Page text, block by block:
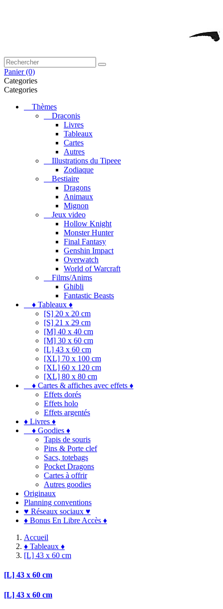
Panier (0)
Categories
Categories
Thèmes
Draconis
Livres
Tableaux
Cartes
Autres
Illustrations du Tipeee
Zodiaque
Bestiaire
Dragons
Animaux
Mignon
Jeux video
Hollow Knight
Monster Hunter
Final Fantasy
Genshin Impact
Overwatch
World of Warcraft
Films/Anims
Ghibli
Fantastic Beasts
♦ Tableaux ♦
[S] 20 x 20 cm
[S] 21 x 29 cm
[M] 40 x 40 cm
[M] 30 x 60 cm
[L] 43 x 60 cm
[XL] 70 x 100 cm
[XL] 60 x 120 cm
[XL] 80 x 80 cm
♦ Cartes & affiches avec effets ♦
Effets dorés
Effets holo
Effets argentés
♦ Livres ♦
♦ Goodies ♦
Tapis de souris
Pins & Porte clef
Sacs, totebags
Pocket Dragons
Cartes à offrir
Autres goodies
Originaux
Planning conventions
♥ Réseaux sociaux ♥
♦ Bonus En Libre Accès ♦
Accueil
♦ Tableaux ♦
[L] 43 x 60 cm
[L] 43 x 60 cm
[L] 43 x 60 cm